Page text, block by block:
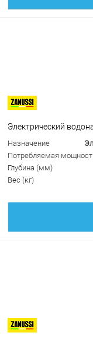
Электрический
Назначение
Потребляемая
Глубина (мм)
Вес (кг)